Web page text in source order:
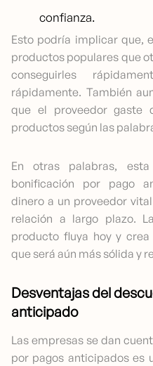
confianza.
Esto podría implicar que,
productos populares que
conseguirles
rápidamente. También
que el proveedor gaste
productos según las
En otras palabras,
bonificación por pago
dinero a un proveedor
relación a largo plazo.
producto fluya hoy y
que será aún más sólida y
Desventajas del
anticipado
Las empresas se dan
por pagos anticipados es